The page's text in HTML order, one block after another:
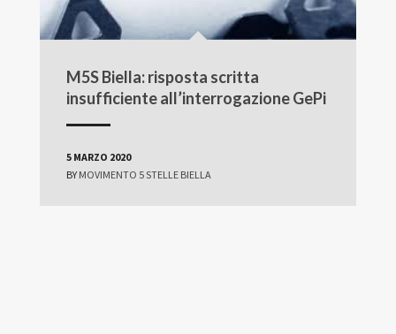
M5S Biella: risposta scritta
insufficiente all’interrogazione GePi
5 MARZO 2020
BY MOVIMENTO 5 STELLE BIELLA